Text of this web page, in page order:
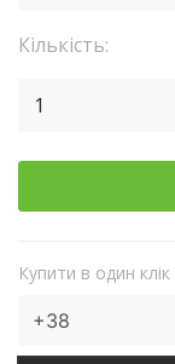
Кількість:
1
Купити в один клік